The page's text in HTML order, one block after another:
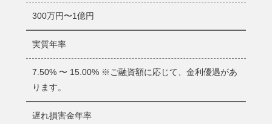
の他の目的に利用いたしません。
当社は、収集した個人情報の保護に関し、安全管理規程を
定め、不正アクセス、個人情報の紛失、破壊、改ざん及び
漏えいなどの予防に努めるとともに、規程の継続的な見直
し及び改善に努めてまいります。
期的に行い、この宣言内容の適切な実践に万全を尽くしま
す。
平成26年3月20日
アクト・ウィル株式会社
300万円〜1億円
実質年率
7.50% 〜 15.00% ※ご融資額に応じて、金利優遇があ
ります。
遅れ損害金年率